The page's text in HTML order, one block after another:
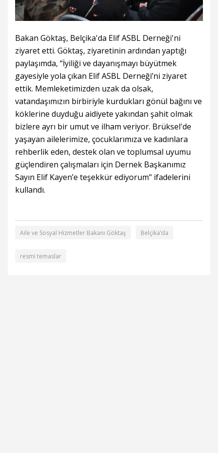
Bakan Göktaş, Belçika'da Elif ASBL Derneği'ni
ziyaret etti. Göktaş, ziyaretinin ardından yaptığı
paylaşımda, “İyiliği ve dayanışmayı büyütmek
gayesiyle yola çıkan Elif ASBL Derneği’ni ziyaret
ettik. Memleketimizden uzak da olsak,
vatandaşımızın birbiriyle kurdukları gönül bağını ve
köklerine duyduğu aidiyete yakından şahit olmak
bizlere ayrı bir umut ve ilham veriyor. Brüksel'de
yaşayan ailelerimize, çocuklarımıza ve kadınlara
rehberlik eden, destek olan ve toplumsal uyumu
güçlendiren çalışmaları için Dernek Başkanımız
Sayın Elif Kayen’e teşekkür ediyorum" ifadelerini
kullandı.
Aile ve Sosyal Hizmetler Bakanı Göktaş Belçika’da
resmi temaslar